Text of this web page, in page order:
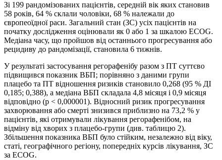
Зі 199 рандомізованих пацієнтів, середній вік яких становив
58 років, 64 % склали чоловіки, 68 % належали до
європеоїдної раси. Загальний стан (ЗС) усіх пацієнтів на
початку дослідження оцінювали як 0 або 1 за шкалою ECOG.
Медіана часу, що пройшов від останнього прогресування або
рецидиву до рандомізації, становила 6 тижнів.
У результаті застосування регорафенібу разом з ПТ суттєво
підвищився показник ВБП; порівняно з даними групи
плацебо та ПТ відношення ризиків становило 0,268 (95 % ДІ
0,185; 0,388), а медіана ВБП складала 4,8 місяця і 0,9 місяця
відповідно (р < 0,000001). Відносний ризик прогресування
захворювання або смерті знизився приблизно на 73,2 % у
пацієнтів, які отримували лікування регорафенібом, на
відміну від хворих з плацебо-групи (див. таблицю 2).
Збільшення показника ВБП було стійким, незалежно від віку,
статі, географічного регіону, попередніх курсів лікування, ЗС
за ECOG.